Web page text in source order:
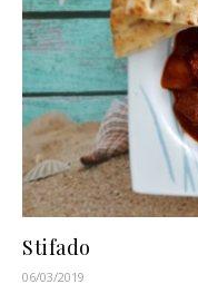
Stifado
06/03/2019